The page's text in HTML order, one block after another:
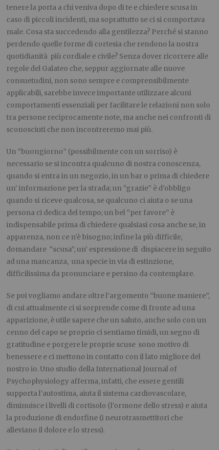
tenere la porta a chi veniva dopo di te e chiedere scusa in
caso di piccoli incidenti, ma soprattutto se ci si comportava
male. Cosa sta succedendo alla gentilezza? Perché si stanno
perdendo quelle forme di cortesia che rendono la nostra
quotidianità più cordiale e civile? Senza dover ricorrere alle
regole del Galateo che, seppur aggiornate alle nuove
consuetudini, non sono sempre e comprensibilmente
applicabili, sarebbe invece importante utilizzare alcuni
comportamenti essenziali per facilitare le relazioni non solo
tra persone reciprocamente note, ma anche nei confronti di
sconosciuti che non incontreremo mai più.
Un “buongiorno” (possibilmente con un sorriso) è
necessario se si incontra qualcuno di nostra conoscenza,
quando si entra in un negozio, in un bar o prima di chiedere
un’ informazione per la strada; un “grazie” è d’obbligo
quando si riceve qualcosa, se qualcuno ci aiuta o se una
persona ci dedica del tempo; un bel “per favore” è
indispensabile prima di chiedere qualsiasi cosa anche se, in
apparenza, non ce n’è bisogno; infine la più difficile,
domandare “scusa”, un’ espressione di dispiacere in seguito
ad una mancanza, una specie in via di estinzione,
difficilissima da pronunciare e persino da contemplare.
Se poi vogliamo andare oltre l’argomento “buone maniere”,
di cui attualmente ci si sorprende come di fronte ad una
apparizione, è utile sapere che un saluto, anche solo con un
cenno del capo se proprio ci sentiamo timidi, un segno di
gratitudine e porgere le proprie scuse sono motivo di
benessere e ci mettono in contatto con il lato migliore del
nostro io. Uno studio della International Journal of
Psychophysiology afferma, infatti, che essere gentili
supporta l’autostima, aiuta il sistema cardiovascolare,
diminuisce i livelli di cortisolo (l’ormone dello stress) e aiuta
la produzione di endorfine (i neurotrasmettitori che
alleviano il dolore e lo stress).